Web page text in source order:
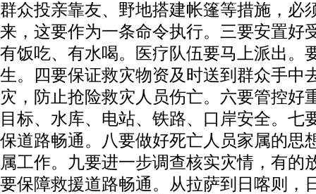
群众投亲靠友、野地搭建帐篷等措施，必
来，这要作为一条命令执行。三要安置好
有饭吃、有水喝。医疗队伍要马上派出。
生。四要保证救灾物资及时送到群众手中
灾，防止抢险救灾人员伤亡。六要管控好
目标、水库、电站、铁路、口岸安全。七
保道路畅通。八要做好死亡人员家属的思
属工作。九要进一步调查核实灾情，有的
要保障救援道路畅通。从拉萨到日喀则，